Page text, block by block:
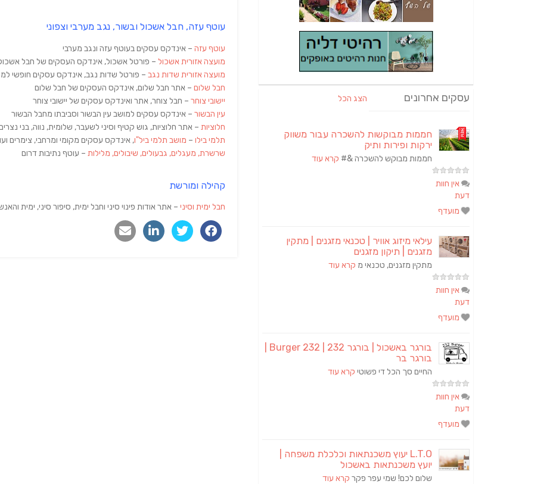
עוטף עזה, חבל אשכול ובשור, נגב מערבי וצפוני
עוטף עזה – אינדקס עסקים בעוטף עזה ונגב מערבי
מועצה אזורית אשכול – פורטל אשכול, אינדקס העסקים של חבל
מועצה אזורית שדות נגב – פורטל שדות נגב, אינדקס עסקים חופשי
חבל שלום – אתר חבל שלום, אינדקס העסקים של חבל שלום
יישובי צוחר – חבל צוחר, אתר ואינדקס עסקים של יישובי צוחר
עין הבשור – אינדקס עסקים למושב עין הבשור וסביבתו מחבל הבשור
חלוציות – אתר חלוציות, גוש קטיף וסיני לשעבר, שלומית, נווה, בני
תלמי בילו – מושב תלמי ביל"ו, אינדקס עסקים מקומי ומרחבי, צימרים
שרשרת, מעגלים, גבעולים, שיבולים, מלילות – עוטף נתיבות דרום
קהילה ומורשת
חבל ימית וסיני – אתר אודות פינוי סיני וחבל ימית, סיפור סיני, ימית
עסקים אחרונים הצג הכל
חממות מבוקשות להשכרה עבור משווק
ירקות ופירות ותיק
חממות מבוקש להשכרה &# קרא עוד
אין חוות
דעת
מועדף
עילאי מיזוג אוויר | טכנאי מזגנים | מתקין
מזגנים | תיקון מזגנים
מתקין מזגנים, טכנאי מ קרא עוד
אין חוות
דעת
מועדף
בורגר בר
החיים סך הכל די פשוטי קרא עוד
אין חוות
דעת
מועדף
L.T.O יעוץ משכנתאות וכלכלת משפחה |
יועץ משכנתאות באשכול
שלום לכם! שמי עפר פקר קרא עוד